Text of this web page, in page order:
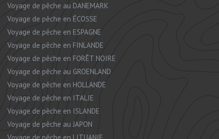
Voyage de pêche au DANEMARK
Voyage de pêche en ÉCOSSE
Voyage de pêche en ESPAGNE
Voyage de pêche en FINLANDE
Voyage de pêche en FORÊT NOIRE
Voyage de pêche au GROENLAND
Voyage de pêche en HOLLANDE
Voyage de pêche en ITALIE
Voyage de pêche en ISLANDE
Voyage de pêche au JAPON